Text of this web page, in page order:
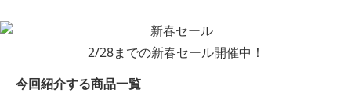
2/28までの新春セール開催中！
今回紹介する商品一覧